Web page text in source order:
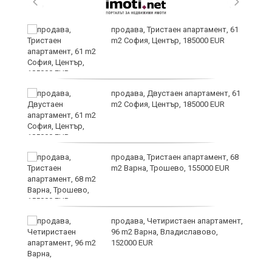
продава, Тристаен апартамент, 61
m2 София, Център, 185000 EUR
продава, Двустаен апартамент, 61
m2 София, Център, 185000 EUR
продава, Тристаен апартамент, 68
m2 Варна, Трошево, 155000 EUR
продава, Четиристаен апартамент,
96 m2 Варна, Владиславово,
152000 EUR